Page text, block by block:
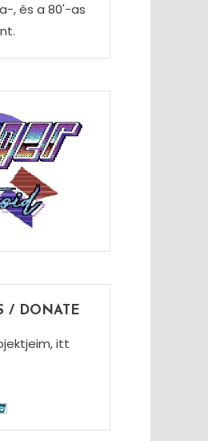
, és a 80'-as
/ DONATE
itt